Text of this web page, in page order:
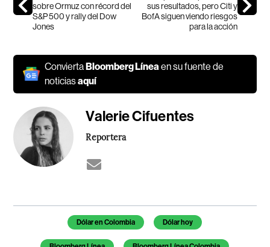
sobre Ormuz con récord del
S&P 500 y rally del Dow
Jones
sus resultados, pero Citi y
BofA siguen viendo riesgos
para la acción
ConviertaBloomberg Líneaen su fuente de
noticiasaquí
Valerie Cifuentes
Reportera
Temas de este artículo
Dólar en Colombia Dólar hoy